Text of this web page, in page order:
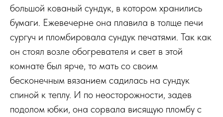
большой кованый сундук, в котором хранились
бумаги. Ежевечерне она плавила в толще печи
сургуч и пломбировала сундук печатями. Так как
он стоял возле обогревателя и свет в этой
комнате был ярче, то мать со своим
бесконечным вязанием садилась на сундук
спиной к теплу. И по неосторожности, задев
подолом юбки, она сорвала висящую пломбу с